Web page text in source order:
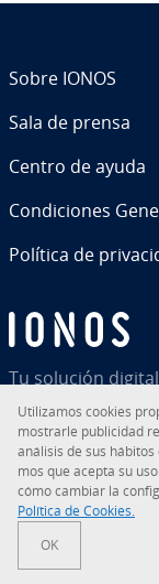
Tu solución digital
Sobre IONOS
Sala de prensa
Centro de ayuda
Co­n­di­cio­nes
Política de
© 2026IONOS Inc.
RSS LinkedIn
Uti­li­za­mos cookies
mostrarle pu­bli­ci­dad
análisis de sus
mos que acepta su
cómo cambiar la
Política de Cookies.
OK